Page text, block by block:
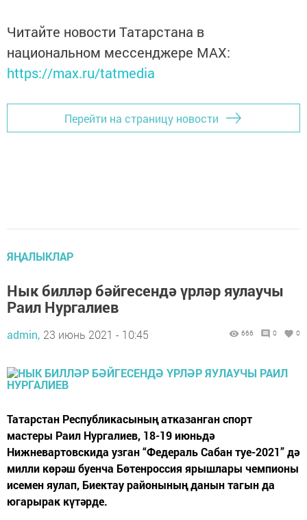
Читайте новости Татарстана в
национальном мессенджере MАХ:
https://max.ru/tatmedia
Перейти на страницу новости
ЯҢАЛЫКЛАР
Нык билләр бәйгесендә үрләр яулаучы
Раил Нургалиев
admin, 23 июнь 2021 - 10:45 666 0 0
Татарстан Республикасының атказанган спорт
мастеры Раил Нургалиев, 18-19 июньдә
Нижневартовскида узган “Федераль Сабан туе-2021” дә
милли көрәш буенча Бөтенроссия ярышлары чемпионы
исемен яулап, Биектау районының данын тагын да
югарырак күтәрде.